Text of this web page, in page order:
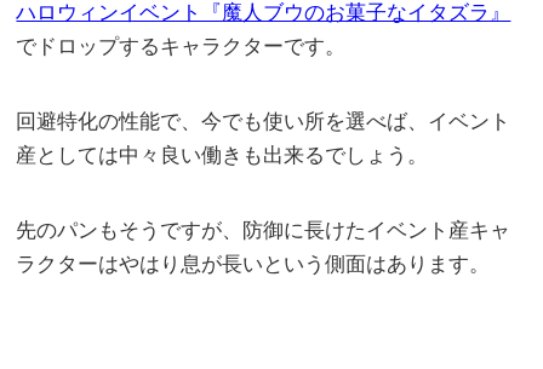
ハロウィンイベント『魔人ブウのお菓子なイタズラ』
でドロップするキャラクターです。
回避特化の性能で、今でも使い所を選べば、イベント
産としては中々良い働きも出来るでしょう。
先のパンもそうですが、防御に長けたイベント産キャ
ラクターはやはり息が長いという側面はあります。